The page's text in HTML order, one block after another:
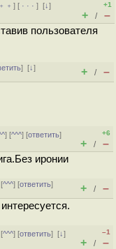
] [ · · ·][↓]
+1
+ / –
пользователя
][↓]
+ / –
] [^^^] [ответить]
+6
+ / –
иронии
^^^] [ответить]
+ / –
^^^] [ответить][↓]
–1
+ / –